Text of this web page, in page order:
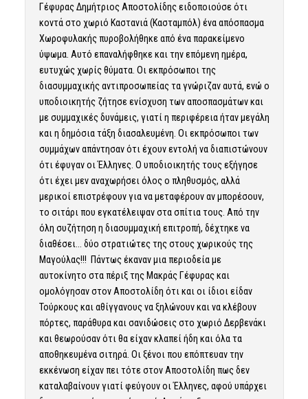
Γέφυρας Δημήτριος Αποστολίδης ειδοποιούσε ότι
κοντά στο χωριό Καστανιά (Κασταμπόλ) ένα απόσπασμα
Χωροφυλακής πυροβολήθηκε από ένα παρακείμενο
ύψωμα. Αυτό επαναλήφθηκε και την επόμενη ημέρα,
ευτυχώς χωρίς θύματα. Οι εκπρόσωποι της
διασυμμαχικής αντιπροσωπείας τα γνώριζαν αυτά, ενώ ο
υποδιοικητής ζήτησε ενίσχυση των αποσπασμάτων και
με συμμαχικές δυνάμεις, γιατί η περιφέρεια ήταν μεγάλη
και η δημόσια τάξη διασαλευμένη. Οι εκπρόσωποι των
συμμάχων απάντησαν ότι έχουν εντολή να διαπιστώνουν
ότι έφυγαν οι Έλληνες. Ο υποδιοικητής τους εξήγησε
ότι έχει μεν αναχωρήσει όλος ο πληθυσμός, αλλά
μερικοί επιστρέφουν για να μεταφέρουν αν μπορέσουν,
το σιτάρι που εγκατέλειψαν στα σπίτια τους. Από την
όλη συζήτηση η διασυμμαχική επιτροπή, δέχτηκε να
διαθέσει… δύο στρατιώτες της στους χωρικούς της
Μαγούλας!!! Πάντως έκαναν μια περιοδεία με
αυτοκίνητο στα πέριξ της Μακράς Γέφυρας και
ομολόγησαν στον Αποστολίδη ότι και οι ίδιοι είδαν
Τούρκους και αθίγγανους να ξηλώνουν και να κλέβουν
πόρτες, παράθυρα και σανιδώσεις στο χωριό Δερβενάκι
και θεωρούσαν ότι θα είχαν κλαπεί ήδη και όλα τα
αποθηκευμένα σιτηρά. Οι ξένοι που επόπτευαν την
εκκένωση είχαν πει τότε στον Αποστολίδη πως δεν
καταλαβαίνουν γιατί φεύγουν οι Έλληνες, αφού υπάρχει